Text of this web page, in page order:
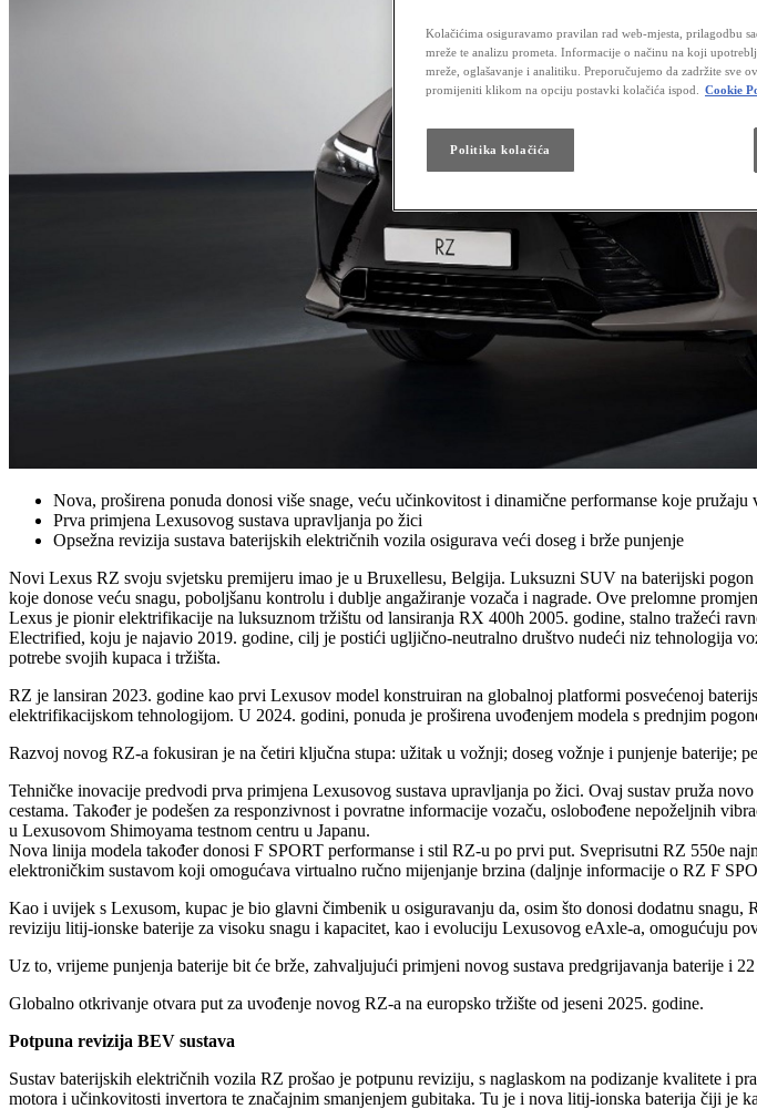
Nova, proširena ponuda donosi više snage, veću učinkovitost i dinamične performanse koje pružaju
Prva primjena Lexusovog sustava upravljanja po žici
Opsežna revizija sustava baterijskih električnih vozila osigurava veći doseg i brže punjenje
Novi Lexus RZ svoju svjetsku premijeru imao je u Bruxellesu, Belgija. Luksuzni SUV na baterijski
koje donose veću snagu, poboljšanu kontrolu i dublje angažiranje vozača i nagrade. Ove prelomne
Lexus je pionir elektrifikacije na luksuznom tržištu od lansiranja RX 400h 2005. godine, stalno tražeći
Electrified, koju je najavio 2019. godine, cilj je postići ugljično-neutralno društvo nudeći niz tehnologija
potrebe svojih kupaca i tržišta.
RZ je lansiran 2023. godine kao prvi Lexusov model konstruiran na globalnoj platformi posvećenoj
elektrifikacijskom tehnologijom. U 2024. godini, ponuda je proširena uvođenjem modela s prednjim
Razvoj novog RZ-a fokusiran je na četiri ključna stupa: užitak u vožnji; doseg vožnje i punjenje baterije;
Tehničke inovacije predvodi prva primjena Lexusovog sustava upravljanja po žici. Ovaj sustav pruža
cestama. Također je podešen za responzivnost i povratne informacije vozaču, oslobođene nepoželjnih
u Lexusovom Shimoyama testnom centru u Japanu.
Nova linija modela također donosi F SPORT performanse i stil RZ-u po prvi put. Sveprisutni RZ 550e
elektroničkim sustavom koji omogućava virtualno ručno mijenjanje brzina (daljnje informacije o RZ F
Kao i uvijek s Lexusom, kupac je bio glavni čimbenik u osiguravanju da, osim što donosi dodatnu
reviziju litij-ionske baterije za visoku snagu i kapacitet, kao i evoluciju Lexusovog eAxle-a, omogućuju
Uz to, vrijeme punjenja baterije bit će brže, zahvaljujući primjeni novog sustava predgrijavanja baterije i
Globalno otkrivanje otvara put za uvođenje novog RZ-a na europsko tržište od jeseni 2025. godine.
Potpuna revizija BEV sustava
Sustav baterijskih električnih vozila RZ prošao je potpunu reviziju, s naglaskom na podizanje kvalitete i
motora i učinkovitosti invertora te značajnim smanjenjem gubitaka. Tu je i nova litij-ionska baterija čiji je
Kolačićima osiguravamo pravilan rad web-mjesta, prilagodbu
mreže te analizu prometa. Informacije o načinu na koji
mreže, oglašavanje i analitiku. Preporučujemo da zadržite sve
promijeniti klikom na opciju postavki kolačića ispod.
Cookie
Politika kolačića